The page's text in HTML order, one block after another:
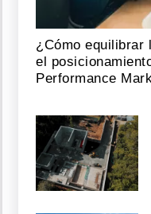
¿Cómo equilibrar
el
Performance